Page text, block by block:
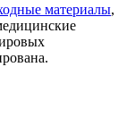
материалы,